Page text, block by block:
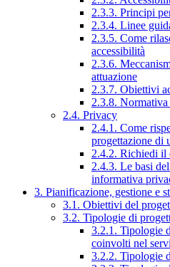
2.3.3. Principi
2.3.4. Linee
2.3.5. Come
accessibilità
2.3.6.
attuazione
2.3.7. Obiettivi
2.3.8.
2.4. Privacy
2.4.1. Come
progettazione di
2.4.2. Richiedi il
2.4.3. Le basi
informativa
3. Pianificazione, gestione e
3.1. Obiettivi del
3.2. Tipologie di
3.2.1. Tipologie
coinvolti nel
3.2.2. Tipologie